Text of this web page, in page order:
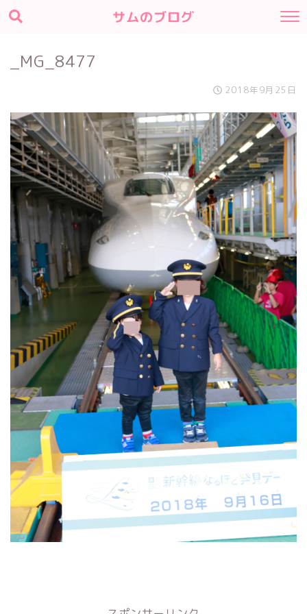
サムのブログ
_MG_8477
2018年9月25日